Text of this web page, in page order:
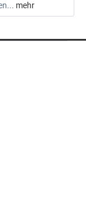
mehr